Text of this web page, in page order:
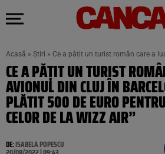
Acasă » Știri » Ce a pățit un turist român care a
CE A PĂȚIT UN TURIST
AVIONUL DIN CLUJ ÎN
PLĂTIT 500 DE EURO
CELOR DE LA WIZZ AIR”
DE:ISABELA POPESCU